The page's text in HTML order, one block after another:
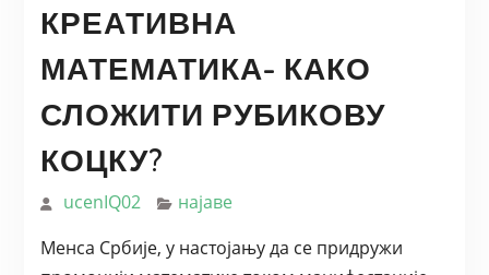
КРЕАТИВНА
МАТЕМАТИКА- КАКО
СЛОЖИТИ РУБИКОВУ
КОЦКУ?
ucenIQ02
најаве
Менса Србије, у настојању да се придружи